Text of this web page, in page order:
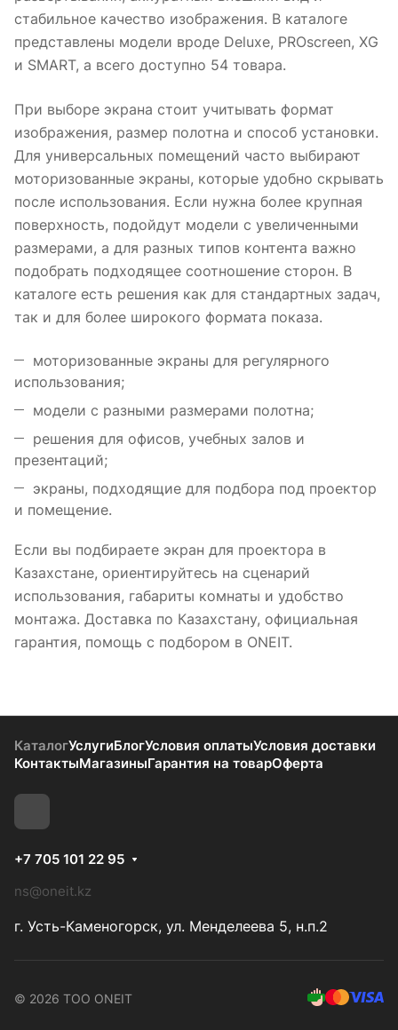
стабильное качество изображения. В каталоге
представлены модели вроде Deluxe, PROscreen, XG
и SMART, а всего доступно 54 товара.
При выборе экрана стоит учитывать формат
изображения, размер полотна и способ установки.
Для универсальных помещений часто выбирают
моторизованные экраны, которые удобно скрывать
после использования. Если нужна более крупная
поверхность, подойдут модели с увеличенными
размерами, а для разных типов контента важно
подобрать подходящее соотношение сторон. В
каталоге есть решения как для стандартных задач,
так и для более широкого формата показа.
моторизованные экраны для регулярного
использования;
модели с разными размерами полотна;
решения для офисов, учебных залов и
презентаций;
экраны, подходящие для подбора под проектор
и помещение.
Если вы подбираете экран для проектора в
Казахстане, ориентируйтесь на сценарий
использования, габариты комнаты и удобство
монтажа. Доставка по Казахстану, официальная
гарантия, помощь с подбором в ONEIT.
КаталогУслугиБлогУсловия оплатыУсловия доставки
КонтактыМагазиныГарантия на товарОферта
+7 705 101 22 95
ns@oneit.kz
г. Усть-Каменогорск, ул. Менделеева 5, н.п.2
© 2026 ТОО ONEIT